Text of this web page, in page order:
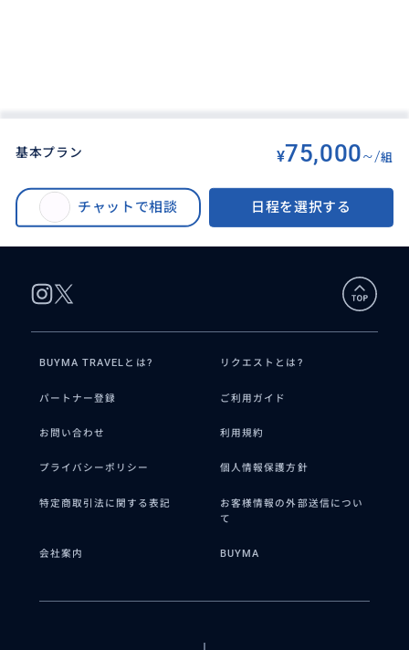
基本プラン ¥75,000~/組
チャットで相談 日程を選択する
パリ発・ジベルニー プライベート観光ツアー。 印象派の巨匠、Claude Mone
tが愛した家と美しい庭園を専用車で快適に訪問。
BUYMA TRAVELとは? リクエストとは?
パートナー登録 ご利用ガイド
お問い合わせ 利用規約
プライバシーポリシー 個人情報保護方針
特定商取引法に関する表記
お客様情報の外部送信につい
て
会社案内 BUYMA